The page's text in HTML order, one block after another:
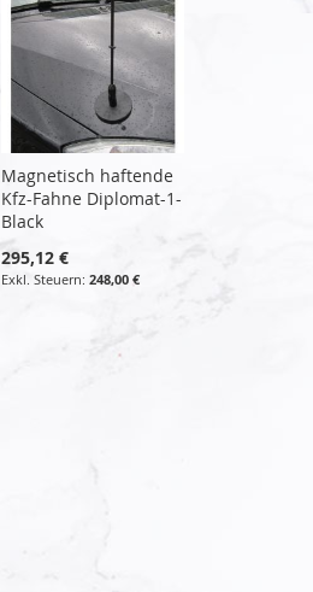
Magnetisch haftende
Kfz-Fahne Diplomat-1-
Black
295,12 €
248,00 €